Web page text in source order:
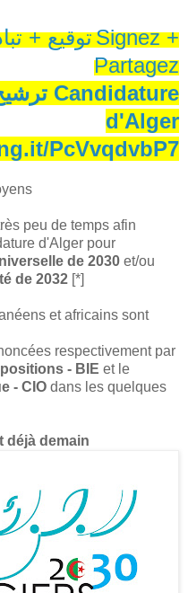
توقيع +Signez +
Partagez
d'Alger
PcVvqdvbP7
peu de temps afin
d'Alger pour
de 2030 et/ou
de 2032 [*]
et africains sont
respectivement par
- BIE et le
- CIO dans les quelques
déjà demain